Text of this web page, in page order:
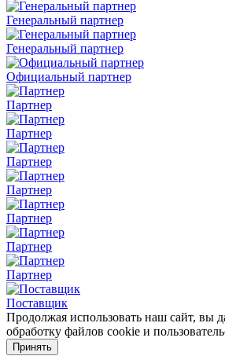
Генеральный партнер
Генеральный партнер
Официальный партнер
Партнер
Партнер
Партнер
Партнер
Партнер
Партнер
Партнер
Поставщик
Продолжая использовать наш сайт, вы
обработку файлов cookie и
Принять